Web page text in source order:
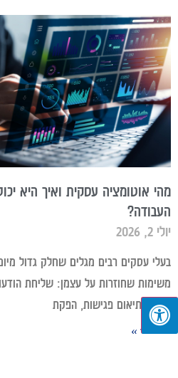
מהי אוטומציה עסקית ואיך היא
העבודה?
יולי 2, 2026
בעלי עסקים רבים מגלים שחלק גדול
משימות שחוזרות על עצמן: שליחת
לידים, תיאום פגישות, הפקת
קרא עוד »